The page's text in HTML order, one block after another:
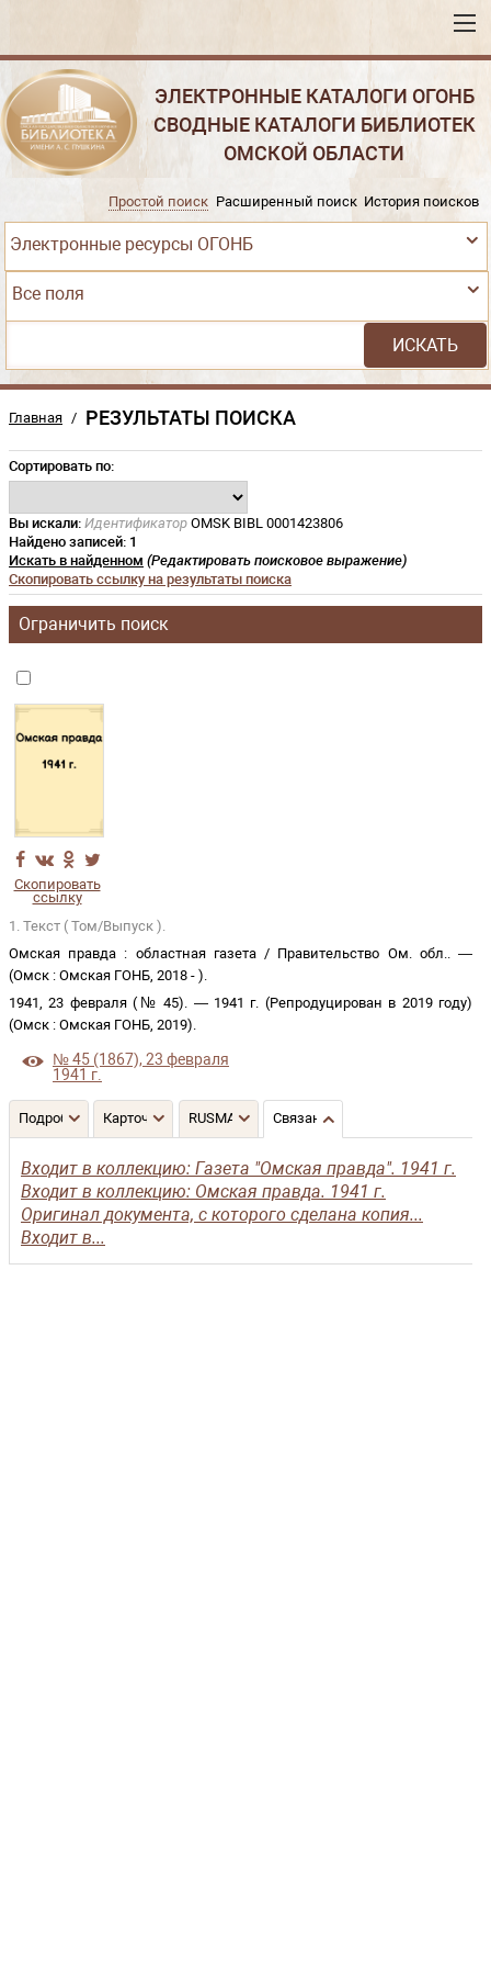
ЭЛЕКТРОННЫЕ КАТАЛОГИ ОГОНБ
СВОДНЫЕ КАТАЛОГИ БИБЛИОТЕК
ОМСКОЙ ОБЛАСТИ
Электронные ресурсы ОГОНБ
Простой поиск Расширенный поиск История поисков
Все поля
Главная / РЕЗУЛЬТАТЫ ПОИСКА
Сортировать по:
Вы искали: Идентификатор OMSK BIBL 0001423806
Найдено записей: 1
Искать в найденном (Редактировать поисковое выражение)
Скопировать ссылку на результаты поиска
Ограничить поиск
Скопировать
ссылку
1. Текст ( Том/Выпуск ).
Омская правда : областная газета / Правительство Ом. обл.. —
(Омск : Омская ГОНБ, 2018 - ).
1941, 23 февраля (№ 45). —1941 г. (Репродуцирован в 2019 году)
(Омск : Омская ГОНБ, 2019).
№ 45 (1867), 23 февраля
1941 г.
Подробнее Карточка RUSMARC Связанные записи
Входит в коллекцию: Газета "Омская правда". 1941 г.
Входит в коллекцию: Омская правда. 1941 г.
Оригинал документа, с которого сделана копия...
Входит в...